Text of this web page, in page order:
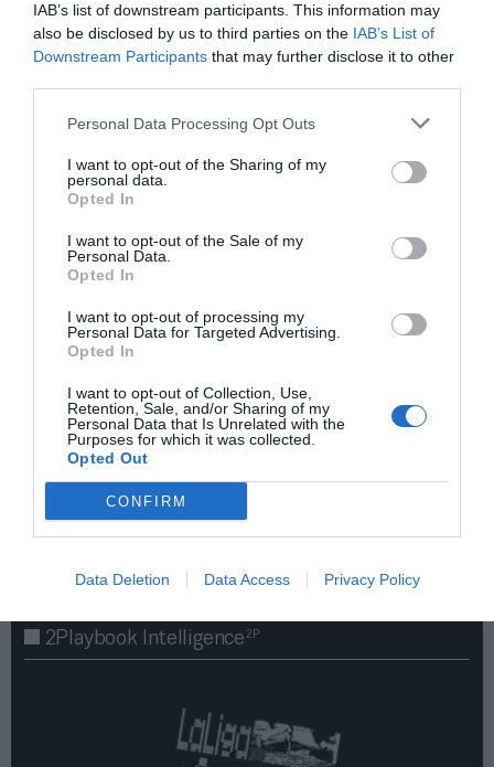
IAB’s list of downstream participants. This information may
also be disclosed by us to third parties on the IAB’s List of
Downstream Participants that may further disclose it to other
Personal Data Processing Opt Outs
I want to opt-out of the Sharing of my
personal data.
Opted In
I want to opt-out of the Sale of my
Personal Data.
Opted In
I want to opt-out of processing my
Personal Data for Targeted Advertising.
Opted In
I want to opt-out of Collection, Use,
Retention, Sale, and/or Sharing of my
Personal Data that Is Unrelated with the
Purposes for which it was collected.
Opted Out
CONFIRM
Data Deletion Data Access Privacy Policy
2Playbook Club
¡Haz click aquí y accede sin límites a contenidos
y eventos para Socios!​​​​​​​
2Playbook Intelligence2P